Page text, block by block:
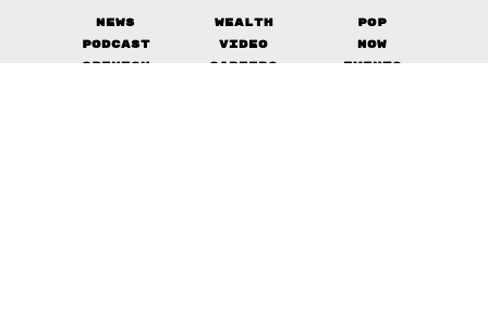
News Wealth
Pop
Podcast
Video
Now
Opinion
Careers
Events